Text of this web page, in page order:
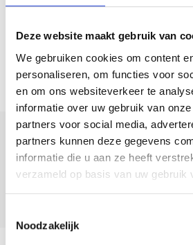
Deze website maakt gebruik van
We gebruiken cookies om content
personaliseren, om functies voor
en om ons websiteverkeer te
informatie over uw gebruik van
partners voor social media,
partners kunnen deze gegevens
informatie die u aan ze heeft
verzameld op basis van uw gebruik
Noodzakelijk
– Schilderwerk recent uitgevoerd;
– Voorzien van 15 zonnepanelen (2021).
Interesse om deze woning vrijblijvend te
van harte uit om op je gemak eens rond te
een afspraak door ons te bellen of een mail
Deel deze
woning: